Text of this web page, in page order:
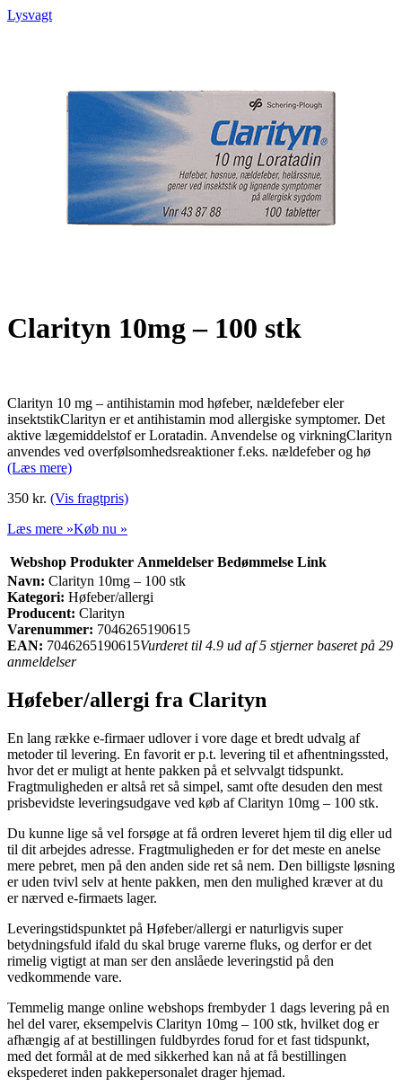
Lysvagt
Clarityn 10mg – 100 stk
Clarityn 10 mg – antihistamin mod høfeber, nældefeber eler
insektstikClarityn er et antihistamin mod allergiske symptomer. Det
aktive lægemiddelstof er Loratadin. Anvendelse og virkningClarityn
anvendes ved overfølsomhedsreaktioner f.eks. nældefeber og hø
(Læs mere)
350 kr. (Vis fragtpris)
Læs mere »Køb nu »
Webshop Produkter Anmeldelser Bedømmelse Link
Navn: Clarityn 10mg – 100 stk
Kategori: Høfeber/allergi
Producent: Clarityn
Varenummer: 7046265190615
EAN: 7046265190615Vurderet til 4.9 ud af 5 stjerner baseret på 29
anmeldelser
Høfeber/allergi fra Clarityn
En lang række e-firmaer udlover i vore dage et bredt udvalg af
metoder til levering. En favorit er p.t. levering til et afhentningssted,
hvor det er muligt at hente pakken på et selvvalgt tidspunkt.
Fragtmuligheden er altså ret så simpel, samt ofte desuden den mest
prisbevidste leveringsudgave ved køb af Clarityn 10mg – 100 stk.
Du kunne lige så vel forsøge at få ordren leveret hjem til dig eller ud
til dit arbejdes adresse. Fragtmuligheden er for det meste en anelse
mere pebret, men på den anden side ret så nem. Den billigste løsning
er uden tvivl selv at hente pakken, men den mulighed kræver at du
er nærved e-firmaets lager.
Leveringstidspunktet på Høfeber/allergi er naturligvis super
betydningsfuld ifald du skal bruge varerne fluks, og derfor er det
rimelig vigtigt at man ser den anslåede leveringstid på den
vedkommende vare.
Temmelig mange online webshops frembyder 1 dags levering på en
hel del varer, eksempelvis Clarityn 10mg – 100 stk, hvilket dog er
afhængig af at bestillingen fuldbyrdes forud for et fast tidspunkt,
med det formål at de med sikkerhed kan nå at få bestillingen
ekspederet inden pakkepersonalet drager hjemad.